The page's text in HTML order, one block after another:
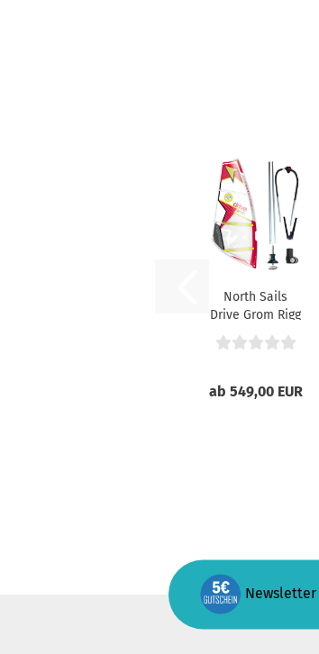
North Sails
Drive Grom Rigg
ab 549,00 EUR
Newsletter